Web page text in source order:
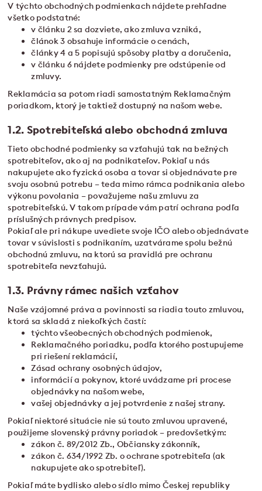
V týchto obchodných podmienkach nájdete prehľadne
všetko podstatné:
v článku 2 sa dozviete, ako zmluva vzniká,
článok 3 obsahuje informácie o cenách,
články 4 a 5 popisujú spôsoby platby a doručenia,
v článku 6 nájdete podmienky pre odstúpenie od
zmluvy.
Reklamácia sa potom riadi samostatným Reklamačným
poriadkom, ktorý je taktiež dostupný na našom webe.
1.2. Spotrebiteľská alebo obchodná zmluva
Tieto obchodné podmienky sa vzťahujú tak na bežných
spotrebiteľov, ako aj na podnikateľov. Pokiaľ u nás
nakupujete ako fyzická osoba a tovar si objednávate pre
svoju osobnú potrebu – teda mimo rámca podnikania alebo
výkonu povolania – považujeme našu zmluvu za
spotrebiteľskú. V takom prípade vám patrí ochrana podľa
príslušných právnych predpisov.
Pokiaľ ale pri nákupe uvediete svoje IČO alebo objednávate
tovar v súvislosti s podnikaním, uzatvárame spolu bežnú
obchodnú zmluvu, na ktorú sa pravidlá pre ochranu
spotrebiteľa nevzťahujú.
1.3. Právny rámec našich vzťahov
Naše vzájomné práva a povinnosti sa riadia touto zmluvou,
ktorá sa skladá z niekoľkých častí:
týchto všeobecných obchodných podmienok,
Reklamačného poriadku, podľa ktorého postupujeme
pri riešení reklamácií,
Zásad ochrany osobných údajov,
informácií a pokynov, ktoré uvádzame pri procese
objednávky na našom webe,
vašej objednávky a jej potvrdenie z našej strany.
Pokiaľ niektoré situácie nie sú touto zmluvou upravené,
použijeme slovenský právny poriadok – predovšetkým:
zákon č. 89/2012 Zb., Občiansky zákonník,
zákon č. 634/1992 Zb. o ochrane spotrebiteľa (ak
nakupujete ako spotrebiteľ).
Pokiaľ máte bydlisko alebo sídlo mimo Českej republiky